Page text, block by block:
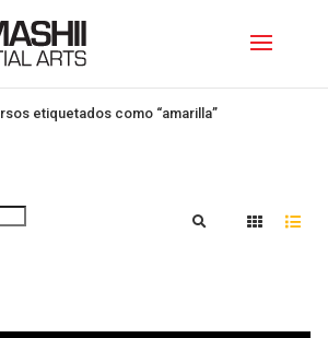
etiquetados como “amarilla”